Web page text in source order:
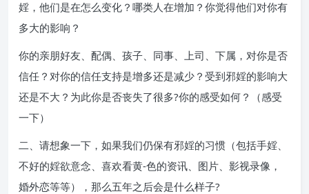
婬，他们是在怎么变化？哪类人在增加？你觉得他们对你有
多大的影响？
你的亲朋好友、配偶、孩子、同事、上司、下属，对你是否
信任？对你的信任支持是增多还是减少？受到邪婬的影响大
还是不大？为此你是否丧失了很多?你的感受如何？（感受
一下）
二、请想象一下，如果我们仍保有邪婬的习惯（包括手婬、
不好的婬欲意念、喜欢看黄-色的资讯、图片、影视录像，
婚外恋等等），那么五年之后会是什么样子?